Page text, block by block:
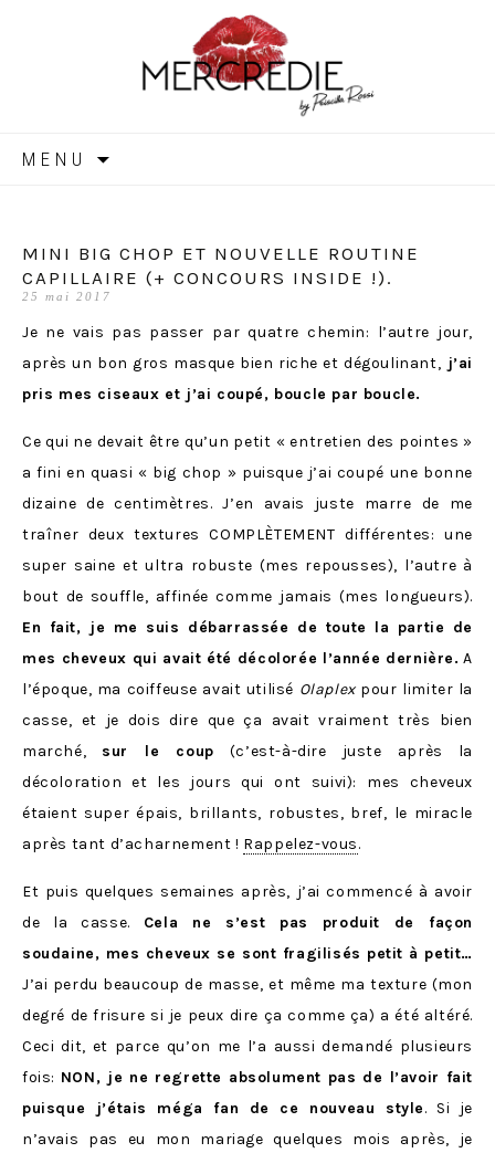
MERCREDIE
MENU
MINI BIG CHOP ET NOUVELLE ROUTINE
CAPILLAIRE (+ CONCOURS INSIDE !).
25 mai 2017
Je ne vais pas passer par quatre chemin: l’autre jour,
après un bon gros masque bien riche et dégoulinant, j’ai
pris mes ciseaux et j’ai coupé, boucle par boucle.
Ce qui ne devait être qu’un petit « entretien des pointes »
a fini en quasi « big chop » puisque j’ai coupé une bonne
dizaine de centimètres. J’en avais juste marre de me
traîner deux textures COMPLÈTEMENT différentes: une
super saine et ultra robuste (mes repousses), l’autre à
bout de souffle, affinée comme jamais (mes longueurs).
En fait, je me suis débarrassée de toute la partie de
mes cheveux qui avait été décolorée l’année dernière. A
l’époque, ma coiffeuse avait utilisé Olaplexpour limiter la
casse, et je dois dire que ça avait vraiment très bien
marché, sur le coup (c’est-à-dire juste après la
décoloration et les jours qui ont suivi): mes cheveux
étaient super épais, brillants, robustes, bref, le miracle
après tant d’acharnement ! Rappelez-vous.
Et puis quelques semaines après, j’ai commencé à avoir
de la casse. Cela ne s’est pas produit de façon
soudaine, mes cheveux se sont fragilisés petit à petit…
J’ai perdu beaucoup de masse, et même ma texture (mon
degré de frisure si je peux dire ça comme ça) a été altéré.
Ceci dit, et parce qu’on me l’a aussi demandé plusieurs
fois: NON, je ne regrette absolument pas de l’avoir fait
puisque j’étais méga fan de ce nouveau style. Si je
n’avais pas eu mon mariage quelques mois après, je